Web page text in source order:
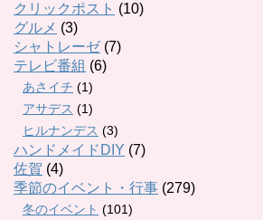
クリックポスト (10)
グルメ (3)
シャトレーゼ(7)
テレビ番組 (6)
あさイチ (1)
アサデス (1)
ヒルナンデス (3)
ハンドメイドDIY (7)
佐賀 (4)
季節のイベント・行事 (279)
冬のイベント (101)